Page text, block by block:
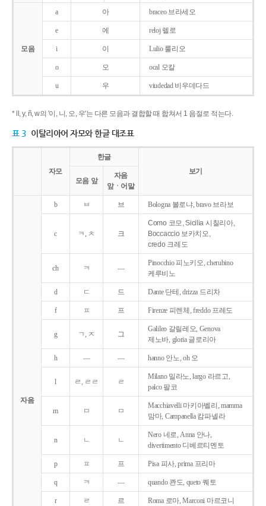
모음
a 아 braceo 브라세오
e 에 reloj 렐로
i 이 Lulio 룰리오
o 오 ocal 오칼
u 우 viudedad 비우데다드
* ll, y, ñ, w의 '이, 니, 오, 우'는 다른 모음과 결합할 때 합쳐서 1 음절로 적는다.
표 3 이탈리아어 자모와 한글 대조표
자모
한글
보기
모음 앞
자음
앞ㆍ어말
자음
b ㅂ 브 Bologna 볼로냐, bravo 브라보
c ㅋ, ㅊ 크
Como 코모, Sicilia 시칠리아,
Boccaccio 보카치오,
credo 크레도
ch ㅋ ―
Pinocchio 피노키오, cherubino
케루비노
d ㄷ 드 Dante 단테, drizza 드리차
f ㅍ 프 Firenze 피렌체, freddo 프레도
g ㄱ, ㅈ 그
Galileo 갈릴레오, Genova
제노바, gloria 글로리아
h ― ― hanno 안노, oh 오
l ㄹ, ㄹㄹ ㄹ
Milano 밀라노, largo 라르고,
palco 팔코
m ㅁ ㅁ
Macchiavelli 마키아벨리, mamma
맘마, Campanella 캄파넬라
n ㄴ ㄴ
Nero 네로, Anna 안나,
divertimento 디베르티멘토
p ㅍ 프 Pisa 피사, prima 프리마
q ㅋ ― quando 콴도, queto 퀘토
r ㄹ 르 Roma 로마, Marconi 마르코니